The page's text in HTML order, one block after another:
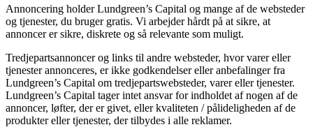
Annoncering holder Lundgreen’s Capital og mange af de websteder
og tjenester, du bruger gratis. Vi arbejder hårdt på at sikre, at
annoncer er sikre, diskrete og så relevante som muligt.
Tredjepartsannoncer og links til andre websteder, hvor varer eller
tjenester annonceres, er ikke godkendelser eller anbefalinger fra
Lundgreen’s Capital om tredjepartswebsteder, varer eller tjenester.
Lundgreen’s Capital tager intet ansvar for indholdet af nogen af ​​de
annoncer, løfter, der er givet, eller kvaliteten / pålideligheden af ​​de
produkter eller tjenester, der tilbydes i alle reklamer.